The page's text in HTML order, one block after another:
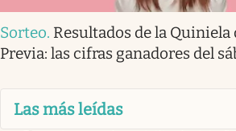
Sorteo. Resultados de la Quiniela
Previa: las cifras ganadores del
Las más leídas